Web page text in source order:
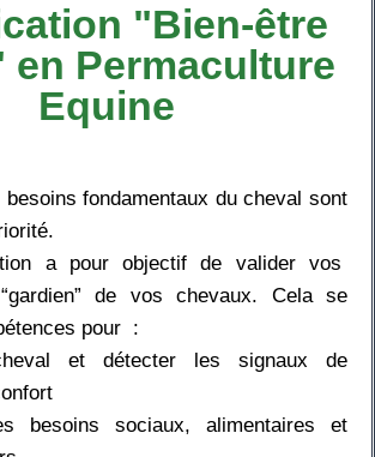
"Bien-être
en Permaculture
Equine
fondamentaux du cheval sont
a pour objectif de valider vos
de vos chevaux. Cela se
pour :
et détecter les signaux de
besoins sociaux, alimentaires et